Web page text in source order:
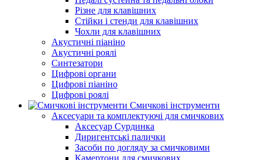
Різне для клавішних
Стійки і стенди для клавішних
Чохли для клавішних
Акустичні піаніно
Акустичні роялі
Синтезатори
Цифрові органи
Цифрові піаніно
Цифрові роялі
Смичкові інструменти
Аксесуари та комплектуючі для смичкових
Аксесуар Сурдинка
Диригентські палички
Засоби по догляду за смичковими
Камертони для смичкових